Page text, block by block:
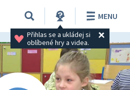
Přihlas se a ukládej si
oblíbené hry a videa.
MENU